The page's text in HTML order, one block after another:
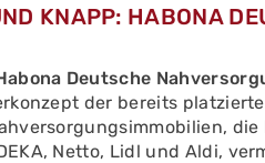
KNAPP: HABONA
Deutsche
der bereits
Netto, Lidl und Aldi,